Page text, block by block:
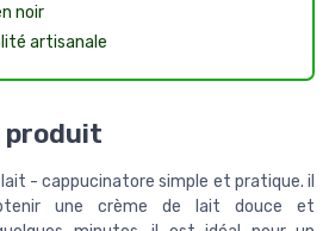
noir
artisanale
produit
- cappucinatore simple et pratique. il
une crème de lait douce et